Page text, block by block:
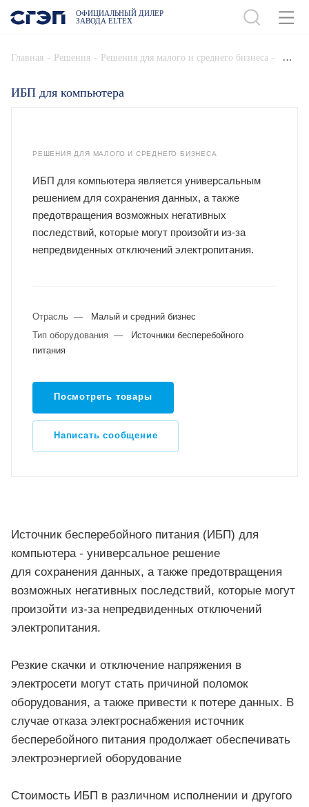
ОФИЦИАЛЬНЫЙ ДИЛЕР
ЗАВОДА ELTEX
Главная - Решения - Решения для малого и среднего бизнеса -
ИБП для компьютера
РЕШЕНИЯ ДЛЯ МАЛОГО И СРЕДНЕГО БИЗНЕСА
ИБП для компьютера является универсальным
решением для сохранения данных, а также
предотвращения возможных негативных
последствий, которые могут произойти из-за
непредвиденных отключений электропитания.
Отрасль —
Малый и средний бизнес
Тип оборудования —
Источники бесперебойного
питания
Посмотреть товары
Написать сообщение
Источник бесперебойного питания (ИБП) для
компьютера - универсальное решение
для сохранения данных, а также предотвращения
возможных негативных последствий, которые могут
произойти из-за непредвиденных отключений
электропитания.
Резкие скачки и отключение напряжения в
электросети могут стать причиной поломок
оборудования, а также привести к потере данных. В
случае отказа электроснабжения источник
бесперебойного питания продолжает обеспечивать
электроэнергией оборудование
Стоимость ИБП в различном исполнении и другого